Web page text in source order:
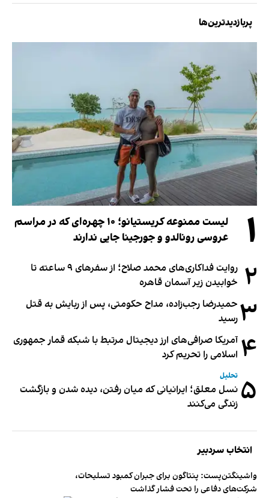
پربازدیدترین‌ها
۱
لیست ممنوعه کریستیانو؛ ۱۰ چهره‌ای که در مراسم
عروسی رونالدو و جورجینا جایی ندارند
۲
روایت فداکاری‌های محمد صلاح؛ از سفرهای ۹ ساعته تا
خوابیدن زیر آسمان قاهره
۳ حمیدرضا رجب‌زاده، مداح حکومتی، پس از ربایش به قتل
رسید
۴ آمریکا صرافی‌های ارز دیجیتال مرتبط با شبکه قمار جمهوری
اسلامی را تحریم کرد
۵ تحلیل
نسل معلق؛ ایرانیانی که میان رفتن، دیده شدن و بازگشت
زندگی می‌کنند
انتخاب سردبیر
واشینگتن‌پست: پنتاگون برای جبران کمبود تسلیحات،
شرکت‌های دفاعی را تحت فشار گذاشت